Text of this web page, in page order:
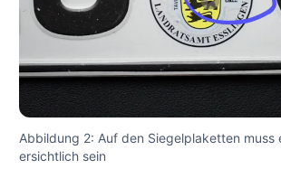
Abbildung 2: Auf den Siegelplaketten muss
ersichtlich sein